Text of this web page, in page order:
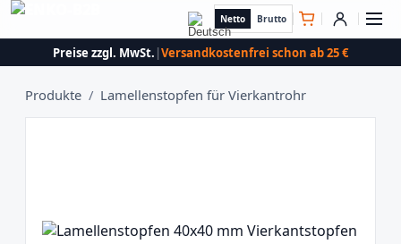
Netto Brutto
Preise zzgl. MwSt. |Versandkostenfrei schon ab 25 €
Produkte / Lamellenstopfen für Vierkantrohr